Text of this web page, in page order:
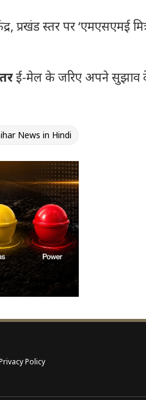
प्रखंड स्तर पर ‘एमएसएमई
ई-मेल के जरिए अपने सुझाव
News in Hindi
Policy